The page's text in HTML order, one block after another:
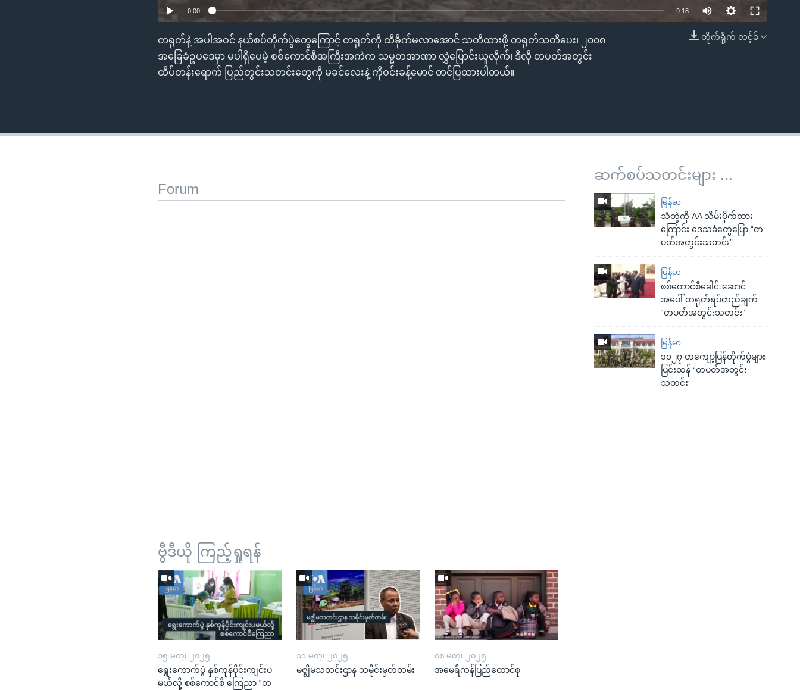
EMBED
0:00 9:18
တိုက်ရိုက် လင့်ခ်
တရုတ်နဲ့ အပါအဝင် နယ်စပ်တိုက်ပွဲတွေကြောင့် တရုတ်ကို ထိခိုက်မလာအောင် သတိထားဖို့ တရုတ်သတိပေး၊ ၂၀၀၈
အခြေခံဥပဒေမှာ မပါရှိပေမဲ့ စစ်ကောင်စီအကြီးအကဲက သမ္မတအာဏာ လွှဲပြောင်းယူလိုက်၊ ဒီလို တပတ်အတွင်း
ထိပ်တန်းရောက် ပြည်တွင်းသတင်းတွေကို မခင်လေးနဲ့ ကိုဝင်းခန့်မောင် တင်ပြထားပါတယ်။
Forum
ဆက်စပ်သတင်းများ ...
မြန်မာ
သံတွဲကို AA သိမ်းပိုက်ထား
ကြောင်း ဒေသခံတွေပြော “တ
ပတ်အတွင်းသတင်း”
မြန်မာ
စစ်ကောင်စီခေါင်းဆောင်
အပေါ် တရုတ်ရပ်တည်ချက်
“တပတ်အတွင်းသတင်း”
မြန်မာ
၁၀၂၇ တကျော့ပြန်တိုက်ပွဲများ
ပြင်းထန် “တပတ်အတွင်း
သတင်း”
ဗွီဒီယို ကြည့်ရှုရန်
၁၅ မတ္၊ ၂၀၂၅
ရွေးကောက်ပွဲ နှစ်ကုန်ပိုင်းကျင်းပ
မယ်လို့ စစ်ကောင်စီ ကြေညာ “တ
၁၁ မတ္၊ ၂၀၂၅
မဇ္ဈိမသတင်းဌာန သမိုင်းမှတ်တမ်း
၀၈ မတ္၊ ၂၀၂၅
အမေရိကန်ပြည်ထောင်စု